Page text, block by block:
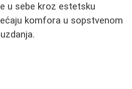
u sebe kroz estetsku
komfora u sopstvenom